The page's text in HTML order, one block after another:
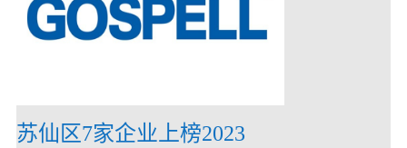
苏仙区7家企业上榜2023